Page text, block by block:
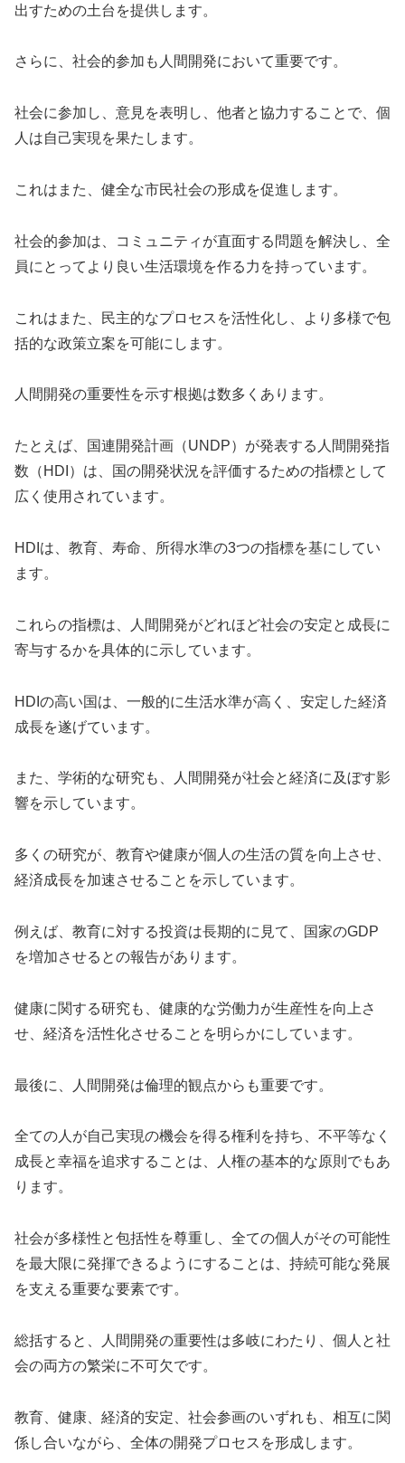
出すための土台を提供します。
さらに、社会的参加も人間開発において重要です。
社会に参加し、意見を表明し、他者と協力することで、個
人は自己実現を果たします。
これはまた、健全な市民社会の形成を促進します。
社会的参加は、コミュニティが直面する問題を解決し、全
員にとってより良い生活環境を作る力を持っています。
これはまた、民主的なプロセスを活性化し、より多様で包
括的な政策立案を可能にします。
人間開発の重要性を示す根拠は数多くあります。
たとえば、国連開発計画（UNDP）が発表する人間開発指
数（HDI）は、国の開発状況を評価するための指標として
広く使用されています。
HDIは、教育、寿命、所得水準の3つの指標を基にしてい
ます。
これらの指標は、人間開発がどれほど社会の安定と成長に
寄与するかを具体的に示しています。
HDIの高い国は、一般的に生活水準が高く、安定した経済
成長を遂げています。
また、学術的な研究も、人間開発が社会と経済に及ぼす影
響を示しています。
多くの研究が、教育や健康が個人の生活の質を向上させ、
経済成長を加速させることを示しています。
例えば、教育に対する投資は長期的に見て、国家のGDP
を増加させるとの報告があります。
健康に関する研究も、健康的な労働力が生産性を向上さ
せ、経済を活性化させることを明らかにしています。
最後に、人間開発は倫理的観点からも重要です。
全ての人が自己実現の機会を得る権利を持ち、不平等なく
成長と幸福を追求することは、人権の基本的な原則でもあ
ります。
社会が多様性と包括性を尊重し、全ての個人がその可能性
を最大限に発揮できるようにすることは、持続可能な発展
を支える重要な要素です。
総括すると、人間開発の重要性は多岐にわたり、個人と社
会の両方の繁栄に不可欠です。
教育、健康、経済的安定、社会参画のいずれも、相互に関
係し合いながら、全体の開発プロセスを形成します。